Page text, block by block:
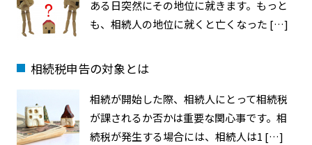
ある日突然にその地位に就きます。もっと
も、相続人の地位に就くと亡くなった […]
相続税申告の対象とは
相続が開始した際、相続人にとって相続税
が課されるか否かは重要な関心事です。相
続税が発生する場合には、相続人は1 […]